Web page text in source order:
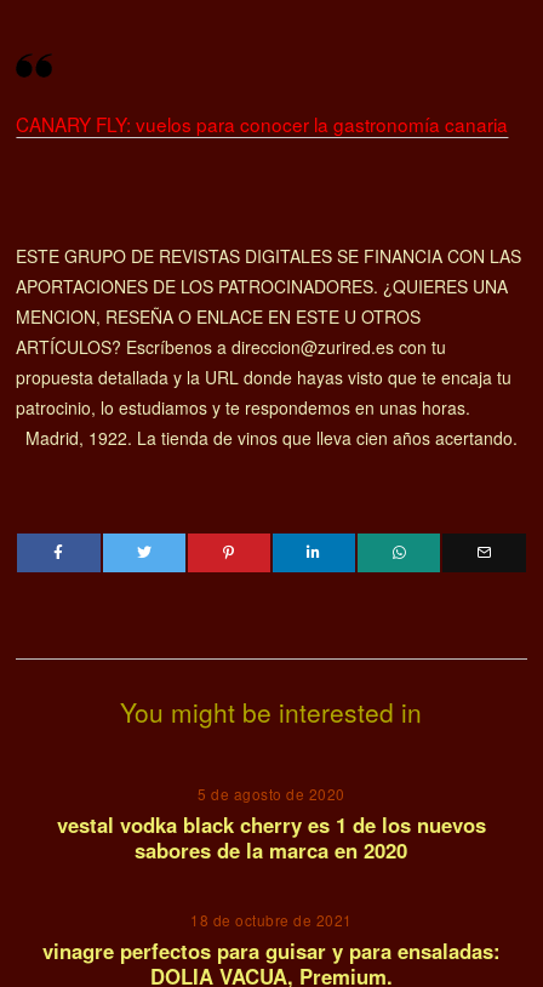
CANARY FLY: vuelos para conocer la gastronomía canaria
ESTE GRUPO DE REVISTAS DIGITALES SE FINANCIA CON LAS
APORTACIONES DE LOS PATROCINADORES. ¿QUIERES UNA
MENCION, RESEÑA O ENLACE EN ESTE U OTROS
ARTÍCULOS? Escríbenos a direccion@zurired.es con tu
propuesta detallada y la URL donde hayas visto que te encaja tu
patrocinio, lo estudiamos y te respondemos en unas horas.
Madrid, 1922. La tienda de vinos que lleva cien años acertando.
You might be interested in
5 de agosto de 2020
vestal vodka black cherry es 1 de los nuevos
sabores de la marca en 2020
18 de octubre de 2021
vinagre perfectos para guisar y para ensaladas:
DOLIA VACUA, Premium.